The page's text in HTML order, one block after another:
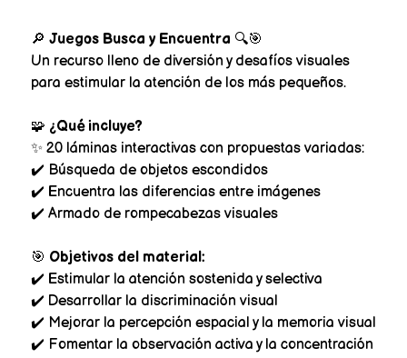
🔎 Juegos Busca y Encuentra 🔍🎯
Un recurso lleno de diversión y desafíos visuales
para estimular la atención de los más pequeños.
🧩 ¿Qué incluye?
✨ 20 láminas interactivas con propuestas variadas:
✔️ Búsqueda de objetos escondidos
✔️ Encuentra las diferencias entre imágenes
✔️ Armado de rompecabezas visuales
🎯 Objetivos del material:
✔️ Estimular la atención sostenida y selectiva
✔️ Desarrollar la discriminación visual
✔️ Mejorar la percepción espacial y la memoria visual
✔️ Fomentar la observación activa y la concentración